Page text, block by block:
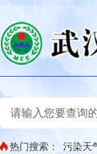
热门搜索： 污染天